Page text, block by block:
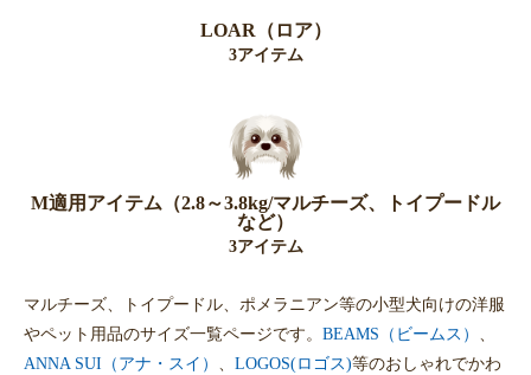
LOAR（ロア）
3アイテム
M適用アイテム（2.8～3.8kg/マルチーズ、トイプードル
など）
3アイテム
マルチーズ、トイプードル、ポメラニアン等の小型犬向けの洋服
やペット用品のサイズ一覧ページです。 BEAMS（ビームス） 、
ANNA SUI（アナ・スイ） 、 LOGOS(ロゴス)等のおしゃれでかわ